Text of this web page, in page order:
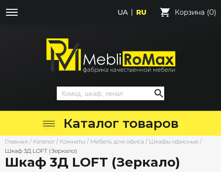
UA RU Корзина (0)
Каталог товаров
Главная / Каталог / Комнаты / Мебель для офиса / Шкафы офисные /
Шкаф 3Д LOFT (Зеркало)
Шкаф 3Д LOFT (Зеркало)